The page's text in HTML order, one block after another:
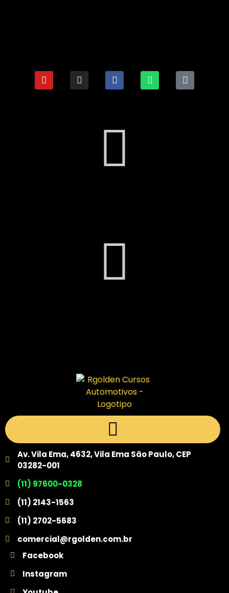
Av. Vila Ema, 4632, Vila Ema São Paulo, CEP
03282-001
(11) 97600-0328
(11) 2143-1563
(11) 2702-5683
comercial@rgolden.com.br
Facebook
Instagram